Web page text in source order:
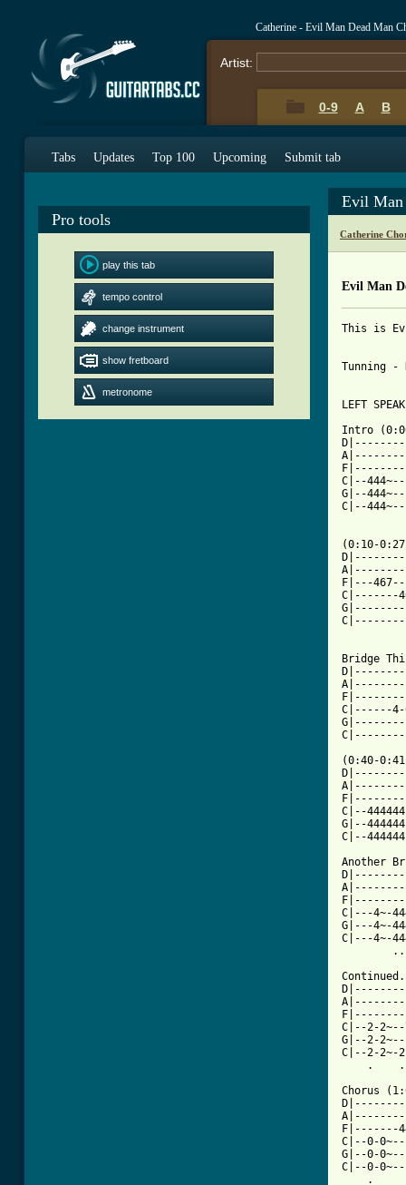
Catherine - Evil Man Dead Man
Artist:
0-9 A B
Tabs Updates Top 100 Upcoming Submit tab
Pro tools
play this tab
tempo control
change instrument
show fretboard
metronome
Evil Man
Catherine
Evil Man
This is
Tunning -
LEFT
Intro
C|--
G|--
C|--
(0:10-
F|---
C|-------
Bridge
C|------
(0:40-
C|--
G|--
C|--
Another
C|---4~-
G|---4~-
C|---4~-
C|--2-
G|--2-
C|--2-2~-
.
Chorus
F|-------
C|--0-
G|--0-
C|--0-
.